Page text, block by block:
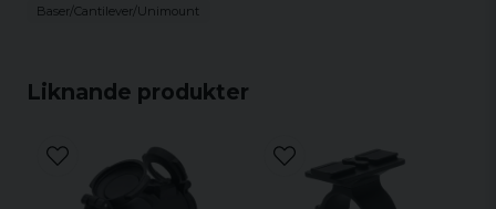
Liknande produkter
Baser/Cantilever/Unimount